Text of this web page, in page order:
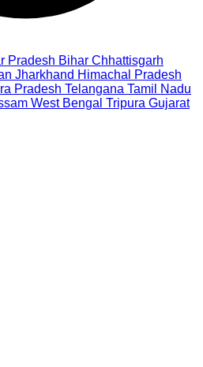
Pradesh Bihar Chhattisgarh
Jharkhand Himachal Pradesh
Pradesh Telangana Tamil Nadu
West Bengal Tripura Gujarat